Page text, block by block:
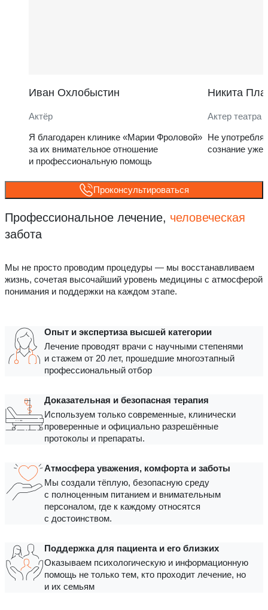
Иван Охлобыстин
Актёр
Я благодарен клинике «Марии Фроловой»
за их внимательное отношение
и профессиональную помощь
Никита
Актер театра
Не
сознание уже
Проконсультироваться
Профессиональное лечение, человеческая
забота
Мы не просто проводим процедуры — мы восстанавливаем
жизнь, сочетая высочайший уровень медицины с атмосферой
понимания и поддержки на каждом этапе.
Опыт и экспертиза высшей категории
Лечение проводят врачи с научными степенями
и стажем от 20 лет, прошедшие многоэтапный
профессиональный отбор
Доказательная и безопасная терапия
Используем только современные, клинически
проверенные и официально разрешённые
протоколы и препараты.
Атмосфера уважения, комфорта и заботы
Мы создали тёплую, безопасную среду
с полноценным питанием и внимательным
персоналом, где к каждому относятся
с достоинством.
Поддержка для пациента и его близких
Оказываем психологическую и информационную
помощь не только тем, кто проходит лечение, но
и их семьям